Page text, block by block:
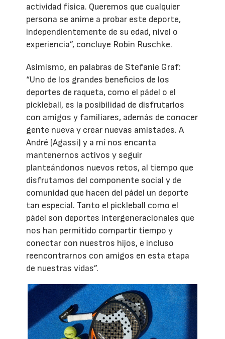
actividad física. Queremos que cualquier
persona se anime a probar este deporte,
independientemente de su edad, nivel o
experiencia”, concluye Robin Ruschke.
Asimismo, en palabras de Stefanie Graf:
“Uno de los grandes beneficios de los
deportes de raqueta, como el pádel o el
pickleball, es la posibilidad de disfrutarlos
con amigos y familiares, además de conocer
gente nueva y crear nuevas amistades. A
André (Agassi) y a mí nos encanta
mantenernos activos y seguir
planteándonos nuevos retos, al tiempo que
disfrutamos del componente social y de
comunidad que hacen del pádel un deporte
tan especial. Tanto el pickleball como el
pádel son deportes intergeneracionales que
nos han permitido compartir tiempo y
conectar con nuestros hijos, e incluso
reencontrarnos con amigos en esta etapa
de nuestras vidas”.